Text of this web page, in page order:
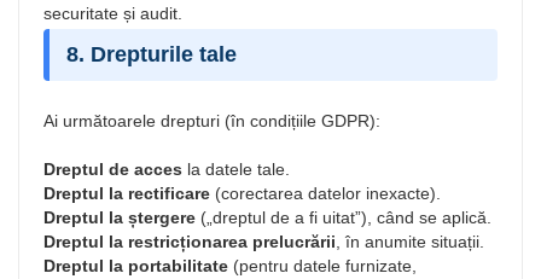
securitate și audit.
8. Drepturile tale
Ai următoarele drepturi (în condițiile GDPR):
Dreptul de acces la datele tale.
Dreptul la rectificare (corectarea datelor inexacte).
Dreptul la ștergere („dreptul de a fi uitat”), când se aplică.
Dreptul la restricționarea prelucrării , în anumite situații.
Dreptul la portabilitate (pentru datele furnizate,